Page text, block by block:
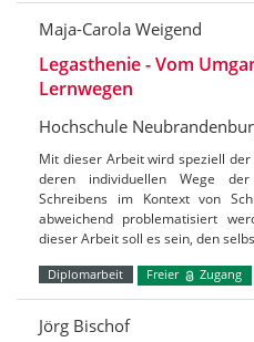
Maja-Carola Weigend
Legasthenie - Vom
Lernwegen
Hochschule
Mit dieser Arbeit wird speziell
deren individuellen Wege
Schreibens im Kontext von
abweichend problematisiert
dieser Arbeit soll es sein, den
Diplomarbeit Freier Zugang
Jörg Bischof